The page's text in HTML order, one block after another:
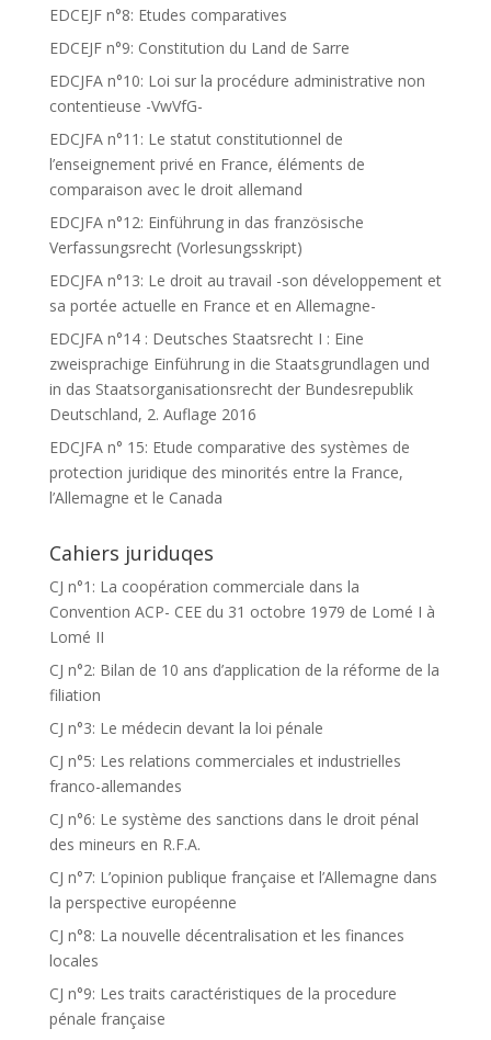
EDCEJF n°8: Etudes comparatives
EDCEJF n°9: Constitution du Land de Sarre
EDCJFA n°10: Loi sur la procédure administrative non
contentieuse -VwVfG-
EDCJFA n°11: Le statut constitutionnel de
l’enseignement privé en France, éléments de
comparaison avec le droit allemand
EDCJFA n°12: Einführung in das französische
Verfassungsrecht (Vorlesungsskript)
EDCJFA n°13: Le droit au travail -son développement et
sa portée actuelle en France et en Allemagne-
EDCJFA n°14 : Deutsches Staatsrecht I : Eine
zweisprachige Einführung in die Staatsgrundlagen und
in das Staatsorganisationsrecht der Bundesrepublik
Deutschland, 2. Auflage 2016
EDCJFA n° 15: Etude comparative des systèmes de
protection juridique des minorités entre la France,
l’Allemagne et le Canada
Cahiers juriduqes
CJ n°1: La coopération commerciale dans la
Convention ACP- CEE du 31 octobre 1979 de Lomé I à
Lomé II
CJ n°2: Bilan de 10 ans d’application de la réforme de la
filiation
CJ n°3: Le médecin devant la loi pénale
CJ n°5: Les relations commerciales et industrielles
franco-allemandes
CJ n°6: Le système des sanctions dans le droit pénal
des mineurs en R.F.A.
CJ n°7: L’opinion publique française et l’Allemagne dans
la perspective européenne
CJ n°8: La nouvelle décentralisation et les finances
locales
CJ n°9: Les traits caractéristiques de la procedure
pénale française